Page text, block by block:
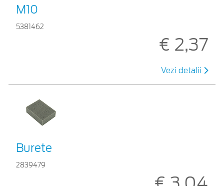
M10
5381462
€ 2,37
Vezi detalii
Burete
2839479